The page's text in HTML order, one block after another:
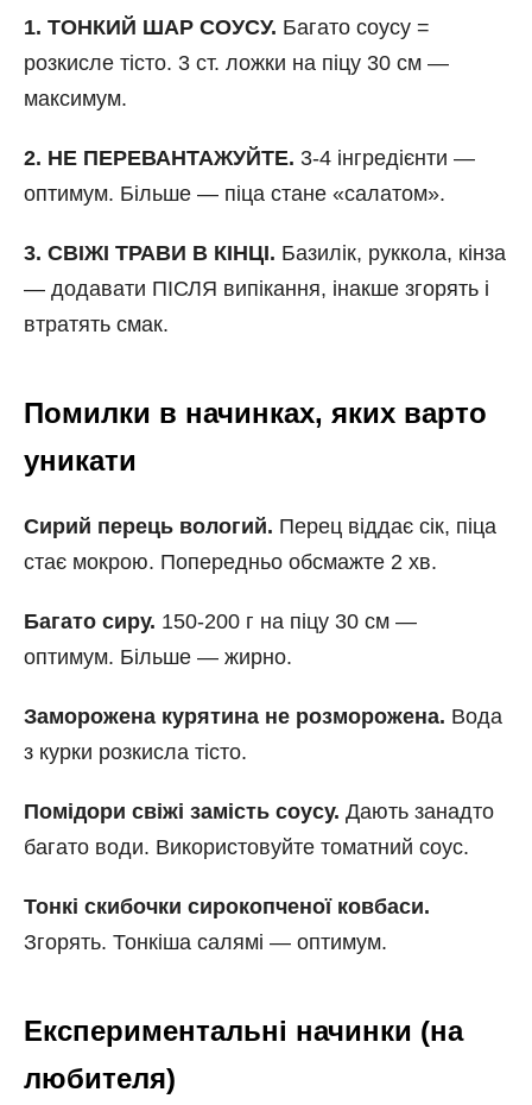
1. ТОНКИЙ ШАР СОУСУ. Багато соусу =
розкисле тісто. 3 ст. ложки на піцу 30 см —
максимум.
2. НЕ ПЕРЕВАНТАЖУЙТЕ. 3-4 інгредієнти —
оптимум. Більше — піца стане «салатом».
3. СВІЖІ ТРАВИ В КІНЦІ. Базилік, руккола, кінза
— додавати ПІСЛЯ випікання, інакше згорять і
втратять смак.
Помилки в начинках, яких варто
уникати
Сирий перець вологий. Перец віддає сік, піца
стає мокрою. Попередньо обсмажте 2 хв.
Багато сиру. 150-200 г на піцу 30 см —
оптимум. Більше — жирно.
Заморожена курятина не розморожена. Вода
з курки розкисла тісто.
Помідори свіжі замість соусу. Дають занадто
багато води. Використовуйте томатний соус.
Тонкі скибочки сирокопченої ковбаси.
Згорять. Тонкіша салямі — оптимум.
Експериментальні начинки (на
любителя)